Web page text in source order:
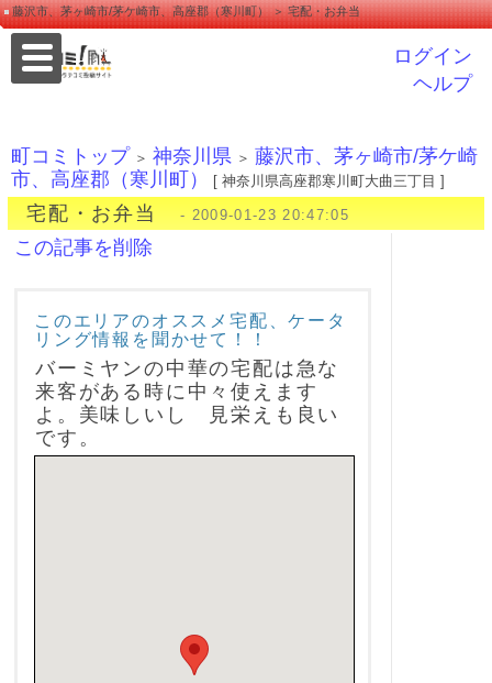
藤沢市、茅ヶ崎市/茅ケ崎市、高座郡（寒川町） ＞ 宅配・お弁当
ログイン
ヘルプ
町コミトップ ＞ 神奈川県 ＞ 藤沢市、茅ヶ崎市/茅ケ崎
市、高座郡（寒川町）
[ 神奈川県高座郡寒川町大曲三丁目 ]
宅配・お弁当 - 2009-01-23 20:47:05
この記事を削除
このエリアのオススメ宅配、ケータ
リング情報を聞かせて！！
バーミヤンの中華の宅配は急な
来客がある時に中々使えます
よ。美味しいし 見栄えも良い
です。